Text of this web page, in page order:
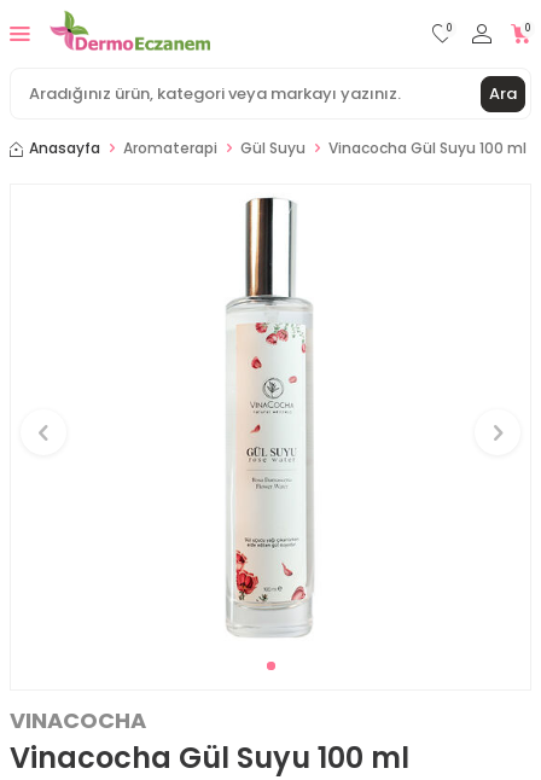
Ara
0 0
Anasayfa Aromaterapi Gül Suyu Vinacocha Gül Suyu 100 ml
VINACOCHA
Vinacocha Gül Suyu 100 ml